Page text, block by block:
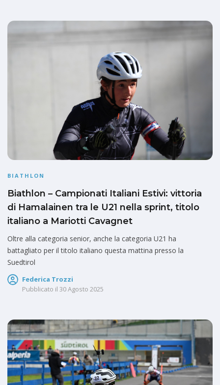
BIATHLON
Biathlon – Campionati Italiani Estivi: vittoria
di Hamalainen tra le U21 nella sprint, titolo
italiano a Mariotti Cavagnet
Oltre alla categoria senior, anche la categoria U21 ha
battagliato per il titolo italiano questa mattina presso la
Suedtirol
Federica Trozzi
Pubblicato il 30 Agosto 2025